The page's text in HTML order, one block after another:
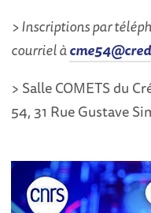
> Inscriptions par
courriel à
> Salle COMETS du
54, 31 Rue Gustave